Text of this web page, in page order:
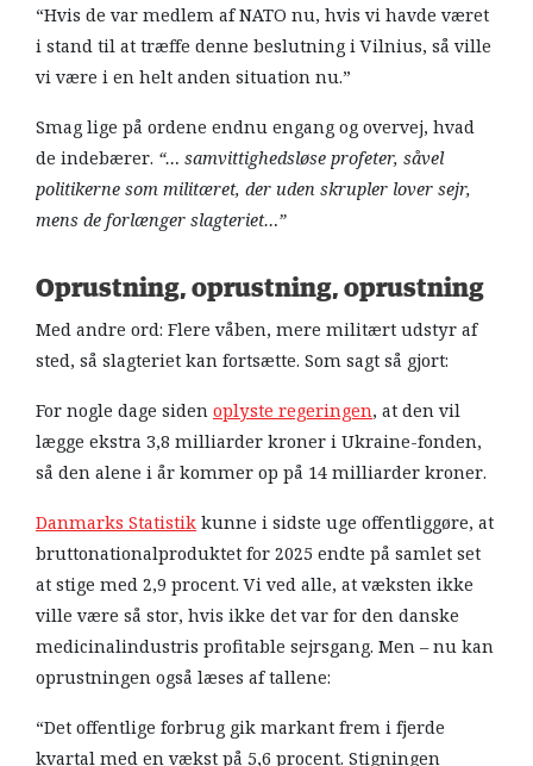
“Hvis de var medlem af NATO nu, hvis vi havde været
i stand til at træffe denne beslutning i Vilnius, så ville
vi være i en helt anden situation nu.”
Smag lige på ordene endnu engang og overvej, hvad
de indebærer. “… samvittighedsløse profeter, såvel
politikerne som militæret, der uden skrupler lover sejr,
mens de forlænger slagteriet…”
Oprustning, oprustning, oprustning
Med andre ord: Flere våben, mere militært udstyr af
sted, så slagteriet kan fortsætte. Som sagt så gjort:
For nogle dage sidenoplyste regeringen, at den vil
lægge ekstra 3,8 milliarder kroner i Ukraine-fonden,
så den alene i år kommer op på 14 milliarder kroner.
Danmarks Statistikkunne i sidste uge offentliggøre, at
bruttonationalproduktet for 2025 endte på samlet set
at stige med 2,9 procent. Vi ved alle, at væksten ikke
ville være så stor, hvis ikke det var for den danske
medicinalindustris profitable sejrsgang. Men – nu kan
oprustningen også læses af tallene:
“Det offentlige forbrug gik markant frem i fjerde
kvartal med en vækst på 5,6 procent. Stigningen